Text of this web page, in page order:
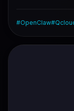
#OpenClaw#